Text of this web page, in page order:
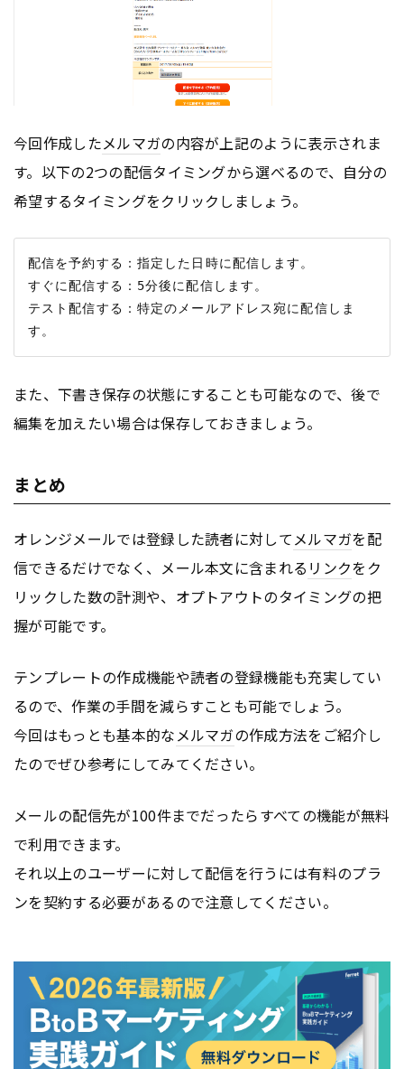
今回作成したメルマガの内容が上記のように表示されま
す。以下の2つの配信タイミングから選べるので、自分の
希望するタイミングをクリックしましょう。
配信を予約する：指定した日時に配信します。
すぐに配信する：5分後に配信します。
テスト配信する：特定のメールアドレス宛に配信しま
また、下書き保存の状態にすることも可能なので、後で
編集を加えたい場合は保存しておきましょう。
まとめ
オレンジメールでは登録した読者に対して メルマガを配
信できるだけでなく、メール本文に含まれる リンクをク
リックした数の計測や、オプトアウトのタイミングの把
握が可能です。
テンプレートの作成機能や読者の登録機能も充実してい
るので、作業の手間を減らすことも可能でしょう。
今回はもっとも基本的な メルマガの作成方法をご紹介し
たのでぜひ参考にしてみてください。
メールの配信先が100件までだったらすべての機能が無料
で利用できます。
それ以上のユーザーに対して配信を行うには有料のプラ
ンを契約する必要があるので注意してください。